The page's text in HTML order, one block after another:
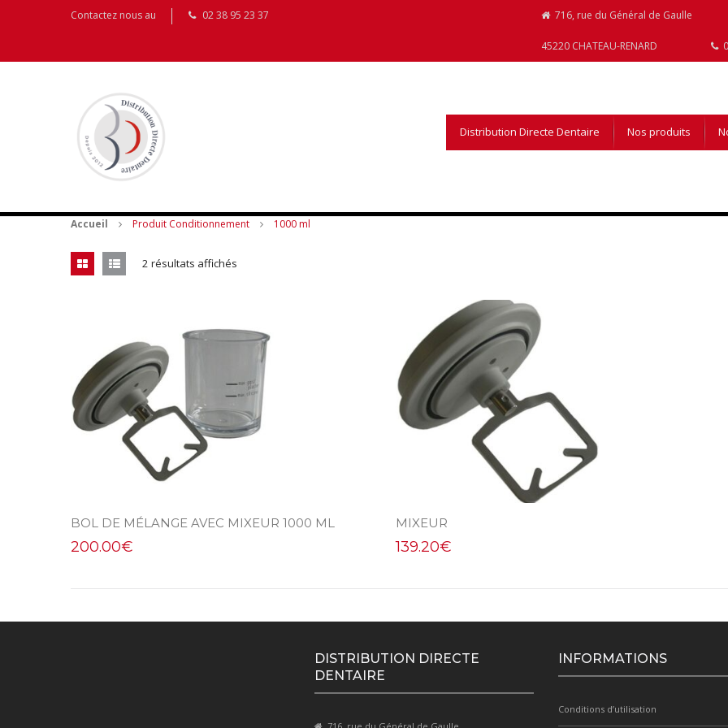
Contactez nous au 02 38 95 23 37 716, rue du Général de Gaulle
45220 CHATEAU-RENARD
Distribution Directe Dentaire Nos produits
Accueil Produit Conditionnement 1000 ml
2 résultats affichés
BOL DE MÉLANGE AVEC MIXEUR 1000 ML
200.00€
MIXEUR
139.20€
DISTRIBUTION DIRECTE
DENTAIRE
INFORMATIONS
Conditions d’utilisation